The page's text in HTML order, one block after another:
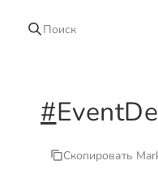
Поиск
#
Скопировать